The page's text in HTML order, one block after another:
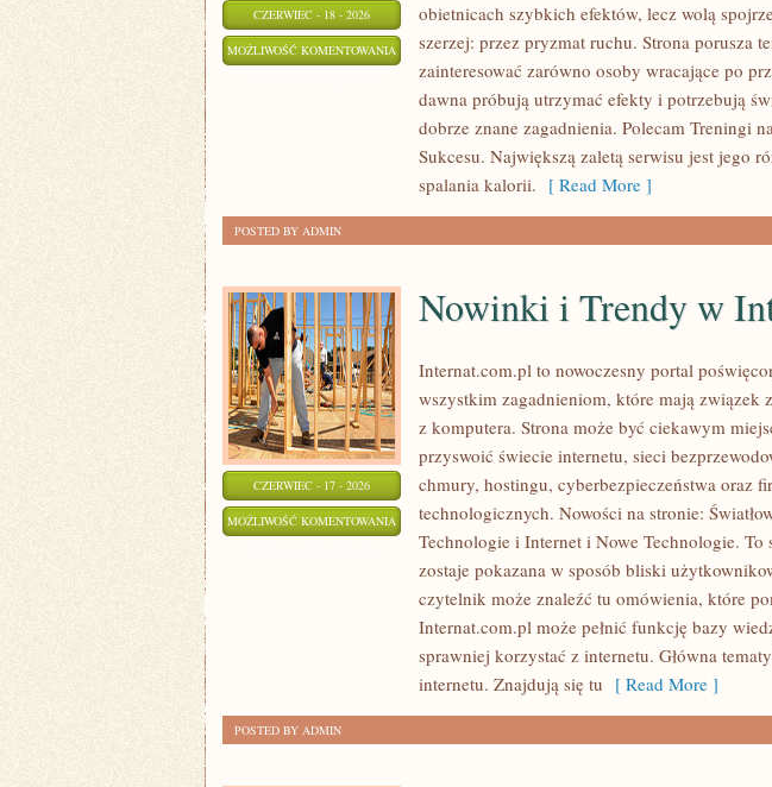
CZERWIEC - 18 - 2026
MOŻLIWOŚĆ KOMENTOWANIA DIETY
PLANY
ŻYWIENIOWE
obietnicach szybkich efektów, lecz wolą
szerzej: przez pryzmat ruchu. Strona porusza
zainteresować zarówno osoby wracające po
dawna próbują utrzymać efekty i potrzebują
dobrze znane zagadnienia. Polecam Treningi
Sukcesu. Największą zaletą serwisu jest jego
spalania kalorii. [ Read More ]
POSTED BY ADMIN
CZERWIEC - 17 - 2026
MOŻLIWOŚĆ KOMENTOWANIA NOWINKI
TRENDY
INTERNECIE
Nowinki i Trendy w
Internat.com.pl to nowoczesny portal
wszystkim zagadnieniom, które mają związek
z komputera. Strona może być ciekawym
przyswoić świecie internetu, sieci
chmury, hostingu, cyberbezpieczeństwa oraz
technologicznych. Nowości na stronie:
Technologie i Internet i Nowe Technologie.
zostaje pokazana w sposób bliski
czytelnik może znaleźć tu omówienia, które
Internat.com.pl może pełnić funkcję bazy
sprawniej korzystać z internetu. Główna
internetu. Znajdują się tu [ Read More ]
POSTED BY ADMIN